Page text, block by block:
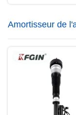
Amortisseur de
Benz